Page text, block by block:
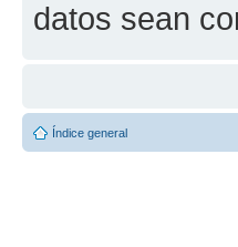
datos sean
Índice general